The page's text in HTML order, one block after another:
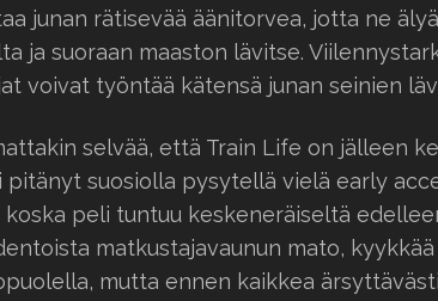
junan rätisevää äänitorvea, jotta ne
ja suoraan maaston lävitse.
voivat työntää kätensä junan seinien
selvää, että Train Life on jälleen
pitänyt suosiolla pysytellä vielä early
koska peli tuntuu keskeneräiseltä
matkustajavaunun mato,
mutta ennen kaikkea